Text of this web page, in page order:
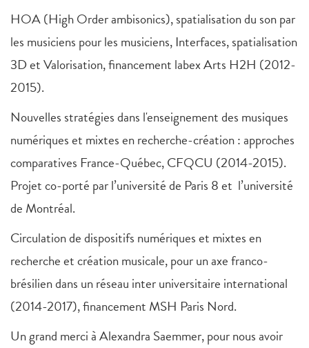
HOA (High Order ambisonics), spatialisation du son par
les musiciens pour les musiciens, Interfaces, spatialisation
3D et Valorisation, financement labex Arts H2H (2012-
2015).
Nouvelles stratégies dans l'enseignement des musiques
numériques et mixtes en recherche-création : approches
comparatives France-Québec, CFQCU (2014-2015).
Projet co-porté par l’université de Paris 8 et l’université
de Montréal.
Circulation de dispositifs numériques et mixtes en
recherche et création musicale, pour un axe franco-
brésilien dans un réseau inter universitaire international
(2014-2017), financement MSH Paris Nord.
Un grand merci à Alexandra Saemmer, pour nous avoir